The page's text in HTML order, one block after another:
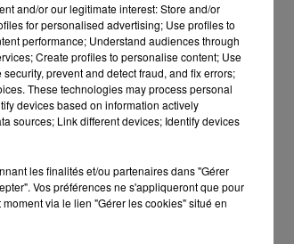
and/or our legitimate interest: Store and/or
for personalised advertising; Use profiles to
performance; Understand audiences through
Create profiles to personalise content; Use
prevent and detect fraud, and fix errors;
These technologies may process personal
devices based on information actively
sources; Link different devices; Identify devices
les finalités et/ou partenaires dans "Gérer
Vos préférences ne s'appliqueront que pour
via le lien "Gérer les cookies" situé en